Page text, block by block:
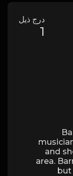
درج ذیل
1
and
area.
but